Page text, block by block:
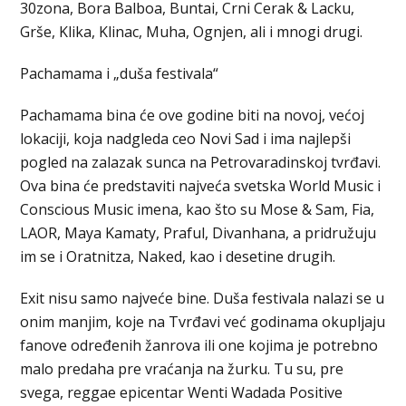
30zona, Bora Balboa, Buntai, Crni Cerak & Lacku,
Grše, Klika, Klinac, Muha, Ognjen, ali i mnogi drugi.
Pachamama i „duša festivala“
Pachamama bina će ove godine biti na novoj, većoj
lokaciji, koja nadgleda ceo Novi Sad i ima najlepši
pogled na zalazak sunca na Petrovaradinskoj tvrđavi.
Ova bina će predstaviti najveća svetska World Music i
Conscious Music imena, kao što su Mose & Sam, Fia,
LAOR, Maya Kamaty, Praful, Divanhana, a pridružuju
im se i Oratnitza, Naked, kao i desetine drugih.
Exit nisu samo najveće bine. Duša festivala nalazi se u
onim manjim, koje na Tvrđavi već godinama okupljaju
fanove određenih žanrova ili one kojima je potrebno
malo predaha pre vraćanja na žurku. Tu su, pre
svega, reggae epicentar Wenti Wadada Positive